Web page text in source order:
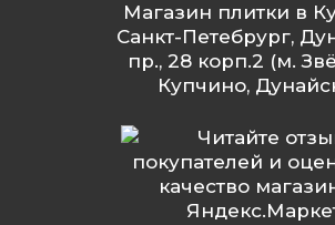
Магазин плитки в
Санкт-Петебрург,
пр., 28 корп.2 (м.
Купчино,